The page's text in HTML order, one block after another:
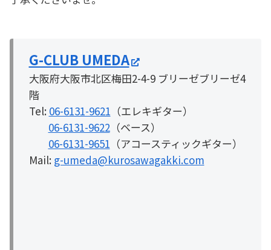
G-CLUB UMEDA
大阪府大阪市北区梅田2-4-9 ブリーゼブリーゼ4
階
Tel: 06-6131-9621 （エレキギター）
06-6131-9622（ベース）
06-6131-9651 （アコースティックギター）
Mail: g-umeda@kurosawagakki.com